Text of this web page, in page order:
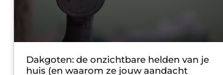
Dakgoten: de onzichtbare helden van je
huis (en waarom ze jouw aandacht